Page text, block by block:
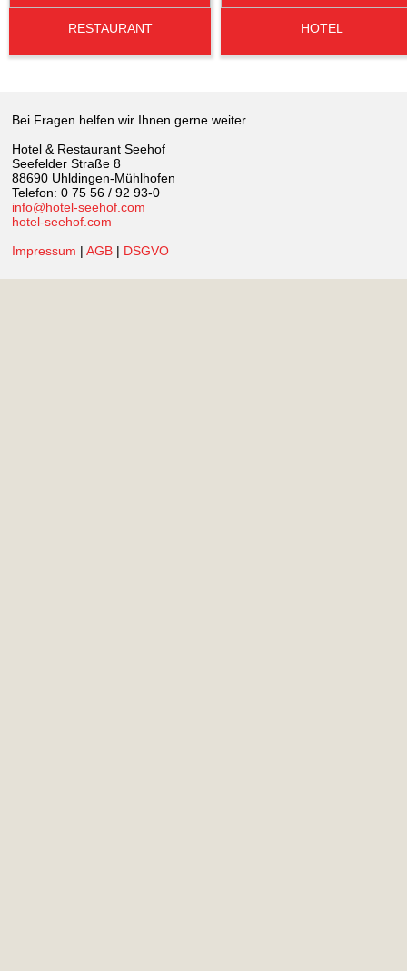
RESTAURANT HOTEL
Bei Fragen helfen wir Ihnen gerne weiter.
Hotel & Restaurant Seehof
Seefelder Straße 8
88690 Uhldingen-Mühlhofen
Telefon: 0 75 56 / 92 93-0
info@hotel-seehof.com
hotel-seehof.com
Impressum | AGB | DSGVO